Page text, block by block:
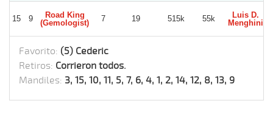
15 9
Road King
(Gemologist)
7 19 515k 55k
Luis D.
Menghini
Favorito: (5) Cederic
Retiros: Corrieron todos.
Mandiles: 3, 15, 10, 11, 5, 7, 6, 4, 1, 2, 14, 12, 8, 13, 9